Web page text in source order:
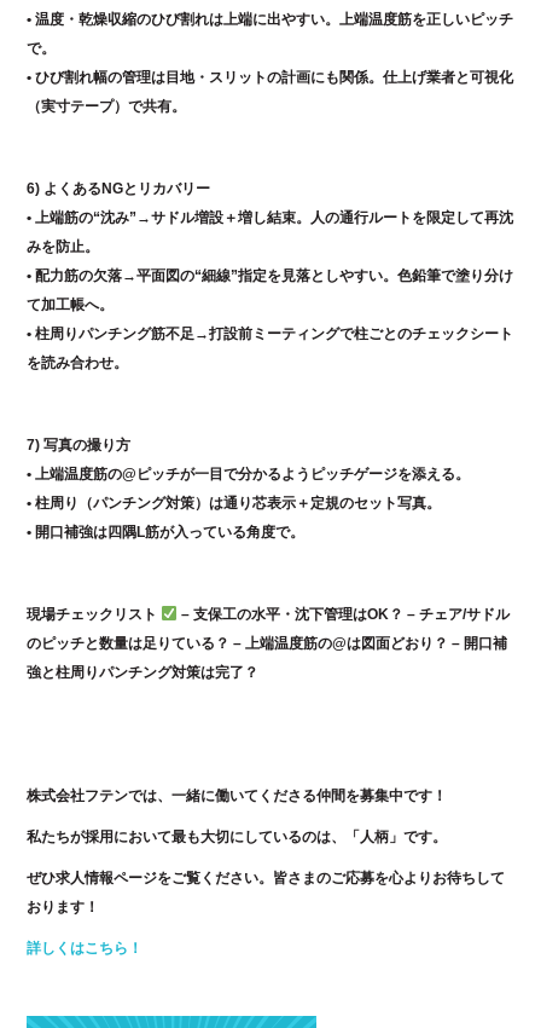
• 温度・乾燥収縮のひび割れは上端に出やすい。上端温度筋を正しいピッチ
で。
• ひび割れ幅の管理は目地・スリットの計画にも関係。仕上げ業者と可視化
（実寸テープ）で共有。
6) よくあるNGとリカバリー
• 上端筋の“沈み”→サドル増設＋増し結束。人の通行ルートを限定して再沈
みを防止。
• 配力筋の欠落→平面図の“細線”指定を見落としやすい。色鉛筆で塗り分け
て加工帳へ。
• 柱周りパンチング筋不足→打設前ミーティングで柱ごとのチェックシート
を読み合わせ。
7) 写真の撮り方
• 上端温度筋の@ピッチが一目で分かるようピッチゲージを添える。
• 柱周り（パンチング対策）は通り芯表示＋定規のセット写真。
• 開口補強は四隅L筋が入っている角度で。
現場チェックリスト
– 支保工の水平・沈下管理はOK？ – チェア/サドル
のピッチと数量は足りている？ – 上端温度筋の@は図面どおり？ – 開口補
強と柱周りパンチング対策は完了？
株式会社フテンでは、一緒に働いてくださる仲間を募集中です！
私たちが採用において最も大切にしているのは、「人柄」です。
ぜひ求人情報ページをご覧ください。皆さまのご応募を心よりお待ちして
おります！
詳しくはこちら！